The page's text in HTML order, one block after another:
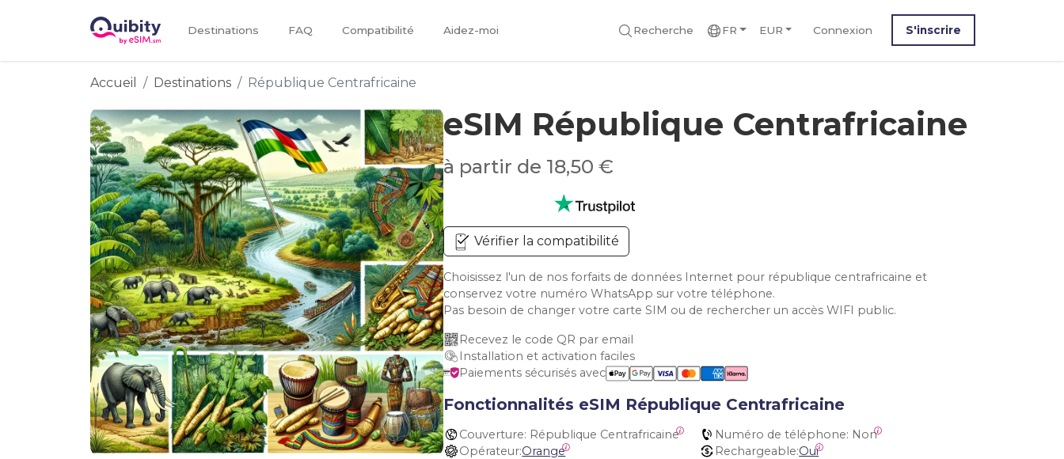
Destinations FAQ Compatibilité Aidez-moi Recherche FR EUR Connexion S'inscrire
Accueil Destinations République Centrafricaine
eSIM République Centrafricaine
à partir de 18,50 €
Vérifier la compatibilité
Choisissez l'un de nos forfaits de données Internet pour république centrafricaine et
conservez votre numéro WhatsApp sur votre téléphone.
Pas besoin de changer votre carte SIM ou de rechercher un accès WIFI public.
Recevez le code QR par email
Installation et activation faciles
Paiements sécurisés avec
Fonctionnalités eSIM République Centrafricaine
Couverture: République Centrafricaine Numéro de téléphone: Non
Opérateur:Orange Rechargeable:Oui